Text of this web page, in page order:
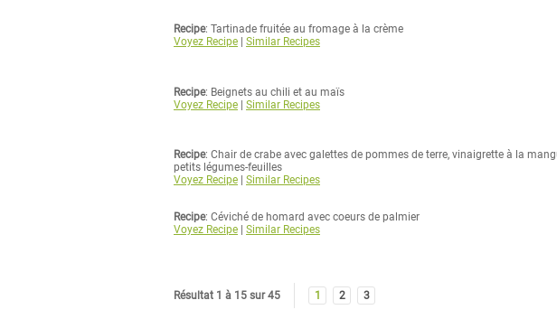
Recipe: Tartinade fruitée au fromage à la crème
Voyez Recipe
Similar Recipes
Recipe: Beignets au chili et au maïs
Voyez Recipe | Similar Recipes
Recipe: Chair de crabe avec galettes de pommes de terre, vinaigrette à la
petits légumes-feuilles
Voyez Recipe | Similar Recipes
Recipe: Céviché de homard avec coeurs de palmier
Voyez Recipe
Similar Recipes
Résultat 1 à 15 sur 45 1 2 3